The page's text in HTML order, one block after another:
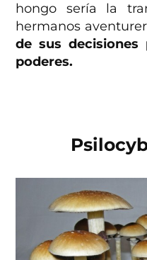
hongo sería la
hermanos
de sus
poderes.